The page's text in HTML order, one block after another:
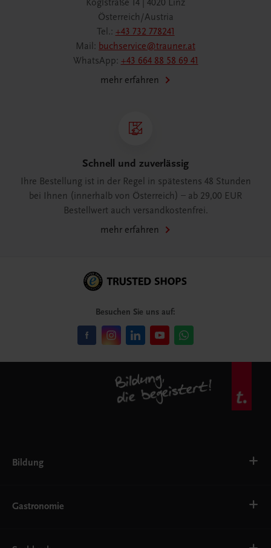
Köglstraße 14 | 4020 Linz
Österreich/Austria
Tel.: +43 732 778241
Mail: buchservice@trauner.at
WhatsApp: +43 664 88 58 69 41
mehr erfahren
Schnell und zuverlässig
Ihre Bestellung ist in der Regel in spätestens 48 Stunden
bei Ihnen (innerhalb von Österreich) – ab 29,00 EUR
Bestellwert auch versandkostenfrei.
mehr erfahren
Besuchen Sie uns auf:
Bildung
AHS
EWF/ZWF
Gastronomie